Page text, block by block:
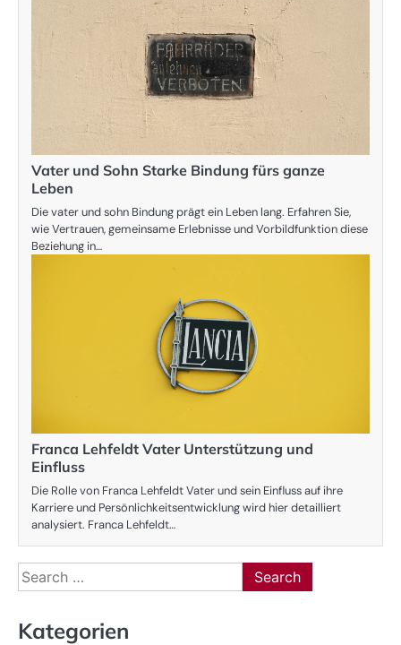
Vater und Sohn Starke Bindung fürs ganze
Leben
Die vater und sohn Bindung prägt ein Leben lang. Erfahren Sie,
wie Vertrauen, gemeinsame Erlebnisse und Vorbildfunktion diese
Beziehung in…
Franca Lehfeldt Vater Unterstützung und
Einfluss
Die Rolle von Franca Lehfeldt Vater und sein Einfluss auf ihre
Karriere und Persönlichkeitsentwicklung wird hier detailliert
analysiert. Franca Lehfeldt…
Search
for:
Kategorien